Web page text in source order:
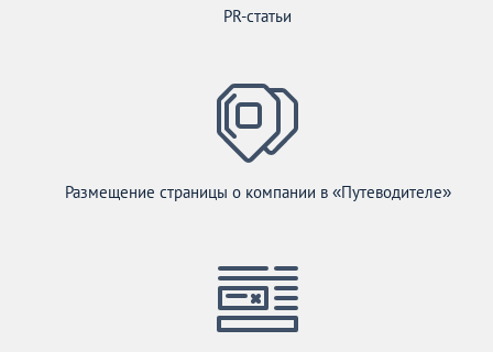
PR-статьи
Размещение страницы о компании в «Путеводителе»